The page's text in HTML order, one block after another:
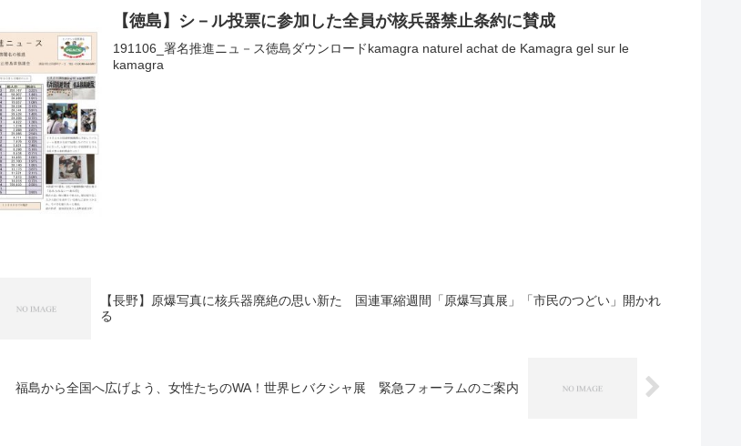
【徳島】シ－ル投票に参加した全員が核兵器禁止条約に賛成
191106_署名推進ニュ－ス徳島ダウンロードkamagra naturel achat de Kamagra gel sur le
kamagra
【長野】原爆写真に核兵器廃絶の思い新た 国連軍縮週間「原爆写真展」「市民のつどい」開かれ
る
福島から全国へ広げよう、女性たちのWA！世界ヒバクシャ展 緊急フォーラムのご案内